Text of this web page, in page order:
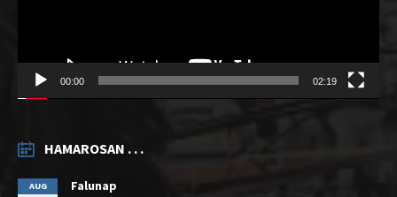
00:00 02:19
HAMAROSAN . . .
AUG Falunap